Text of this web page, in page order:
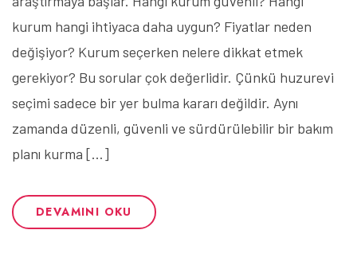
kurum hangi ihtiyaca daha uygun? Fiyatlar neden
değişiyor? Kurum seçerken nelere dikkat etmek
gerekiyor? Bu sorular çok değerlidir. Çünkü huzurevi
seçimi sadece bir yer bulma kararı değildir. Aynı
zamanda düzenli, güvenli ve sürdürülebilir bir bakım
planı kurma […]
DEVAMINI OKU